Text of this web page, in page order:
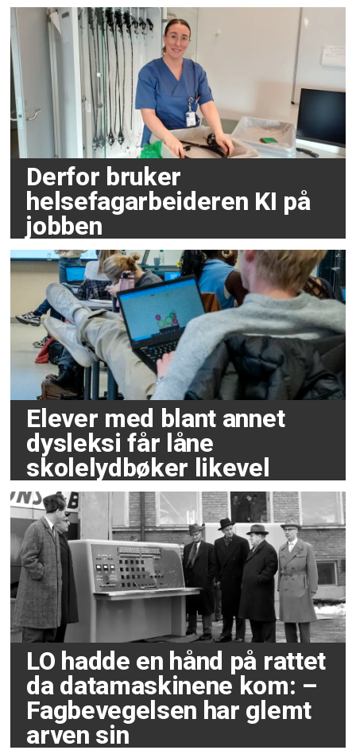
Derfor bruker
helsefagarbeideren KI på
jobben
Elever med blant annet
dysleksi får låne
skolelydbøker likevel
LO hadde en hånd på rattet
da datamaskinene kom: –
Fagbevegelsen har glemt
arven sin